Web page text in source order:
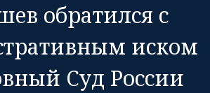
обратился с
иском
Суд России